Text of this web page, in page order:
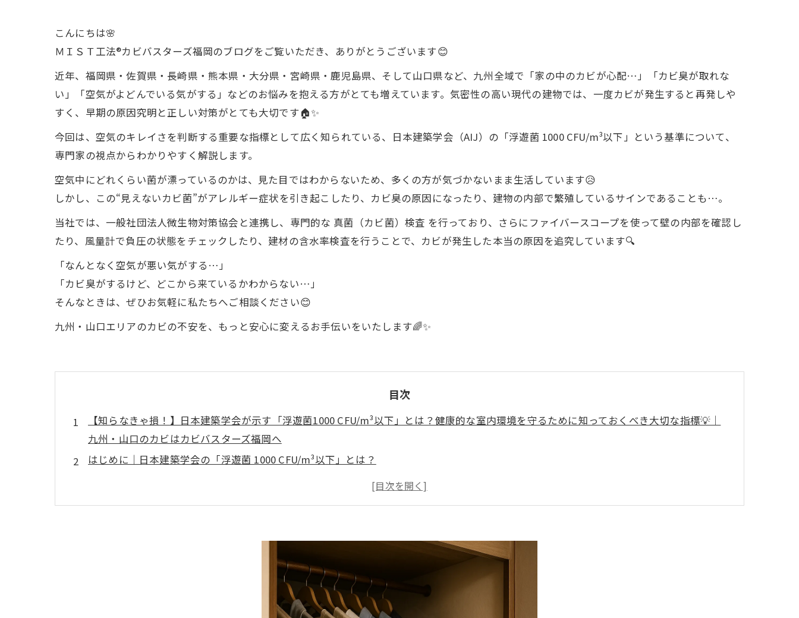
こんにちは🌸
ＭＩＳＴ工法®カビバスターズ福岡のブログをご覧いただき、ありがとうございます😊
近年、福岡県・佐賀県・長崎県・熊本県・大分県・宮崎県・鹿児島県、そして山口県など、九州全域で「家の中のカビが心配…」「カビ臭が取れな
い」「空気がよどんでいる気がする」などのお悩みを抱える方がとても増えています。気密性の高い現代の建物では、一度カビが発生すると再発しや
すく、早期の原因究明と正しい対策がとても大切です🏠✨
今回は、空気のキレイさを判断する重要な指標として広く知られている、日本建築学会（AIJ）の「浮遊菌 1000 CFU/m³以下」という基準について、
専門家の視点からわかりやすく解説します。
空気中にどれくらい菌が漂っているのかは、見た目ではわからないため、多くの方が気づかないまま生活しています😥
しかし、この“見えないカビ菌”がアレルギー症状を引き起こしたり、カビ臭の原因になったり、建物の内部で繁殖しているサインであることも…。
当社では、一般社団法人微生物対策協会と連携し、専門的な 真菌（カビ菌）検査 を行っており、さらにファイバースコープを使って壁の内部を確認し
たり、風量計で負圧の状態をチェックしたり、建材の含水率検査を行うことで、カビが発生した本当の原因を追究しています🔍
「なんとなく空気が悪い気がする…」
「カビ臭がするけど、どこから来ているかわからない…」
そんなときは、ぜひお気軽に私たちへご相談ください😊
九州・山口エリアのカビの不安を、もっと安心に変えるお手伝いをいたします🌈✨
目次
【知らなきゃ損！】日本建築学会が示す「浮遊菌1000 CFU/m³以下」とは？健康的な室内環境を守るために知っておくべき大切な指標💡｜
九州・山口のカビはカビバスターズ福岡へ
はじめに｜日本建築学会の「浮遊菌 1000 CFU/m³以下」とは？
浮遊菌が増える原因は？家庭・オフィスでよくあるポイント
カビが心配な方におすすめ｜真菌検査の重要性（一般社団法人微生物対策協会との連携）
カビ発生の“原因究明”が最重要！再発を防ぐための調査内容🔍
九州・山口で増えているカビトラブルと地域別の特徴